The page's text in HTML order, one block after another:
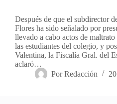
Después de que el subdirector
Flores ha sido señalado por
llevado a cabo actos de
las estudiantes del colegio, y
Valentina, la Fiscalía Gral. del
aclaró…
Por Redacción